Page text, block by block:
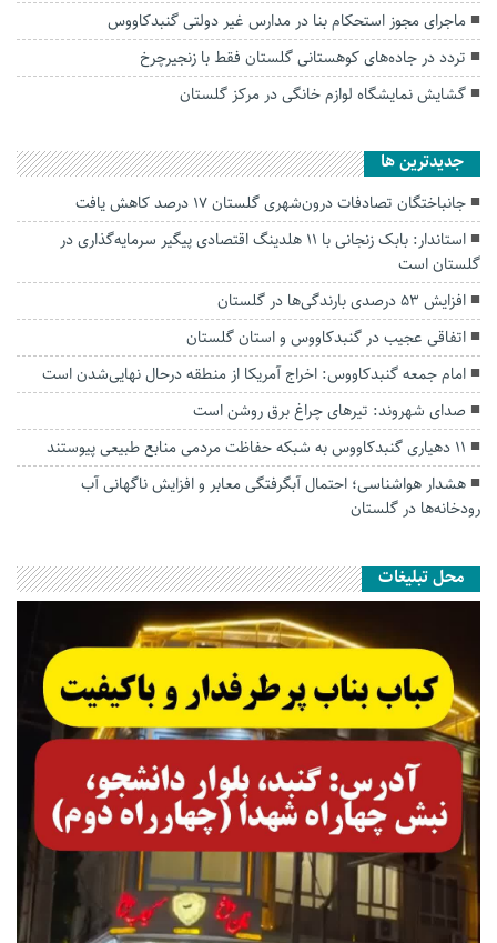
ماجرای مجوز استحکام بنا در مدارس غیر دولتی گنبدکاووس
تردد در جاده‌های کوهستانی گلستان فقط با زنجیرچرخ
گشایش نمایشگاه لوازم خانگی در مرکز گلستان
جديدترين ها
جانباختگان تصادفات درون‌شهری گلستان ۱۷ درصد کاهش یافت
استاندار: بابک زنجانی با ۱۱ هلدینگ اقتصادی پیگیر سرمایه‌گذاری در
گلستان است
افزایش ۵۳ درصدی بارندگی‌ها در گلستان
اتفاقی عجیب در‌ گنبدکاووس و استان گلستان
امام جمعه گنبدکاووس: اخراج آمریکا از منطقه درحال نهایی‌شدن است
صدای شهروند: تیرهای چراغ برق روشن است
۱۱ دهیاری گنبدکاووس به شبکه حفاظت مردمی منابع طبیعی پیوستند
هشدار هواشناسی؛ احتمال آبگرفتگی معابر و افزایش ناگهانی آب
رودخانه‌ها در گلستان
محل تبلیغات